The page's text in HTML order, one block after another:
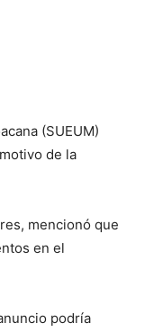
(SUEUM)
de la
mencionó que
en el
podría